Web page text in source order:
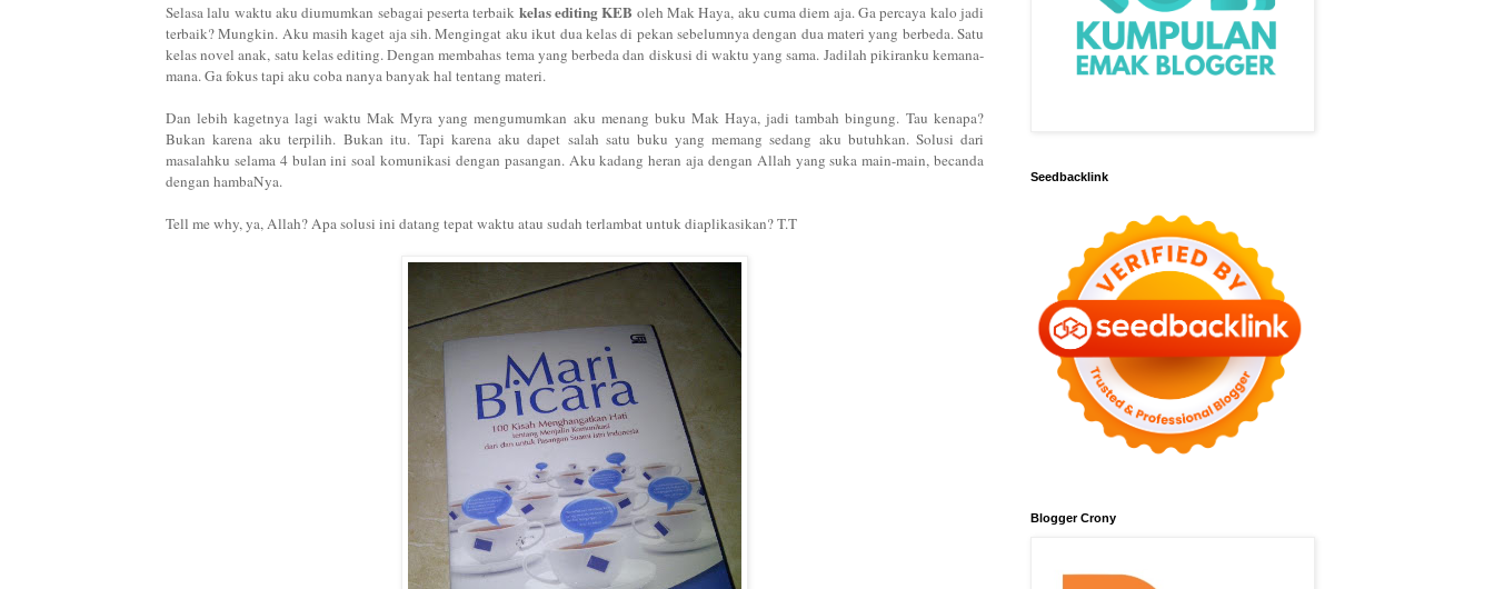
Selasa lalu waktu aku diumumkan sebagai peserta terbaik kelas editing KEB oleh Mak Haya, aku cuma diem aja. Ga percaya kalo jadi
terbaik? Mungkin. Aku masih kaget aja sih. Mengingat aku ikut dua kelas di pekan sebelumnya dengan dua materi yang berbeda. Satu
kelas novel anak, satu kelas editing. Dengan membahas tema yang berbeda dan diskusi di waktu yang sama. Jadilah pikiranku kemana-
mana. Ga fokus tapi aku coba nanya banyak hal tentang materi.
Dan lebih kagetnya lagi waktu Mak Myra yang mengumumkan aku menang buku Mak Haya, jadi tambah bingung. Tau kenapa?
Bukan karena aku terpilih. Bukan itu. Tapi karena aku dapet salah satu buku yang memang sedang aku butuhkan. Solusi dari
masalahku selama 4 bulan ini soal komunikasi dengan pasangan. Aku kadang heran aja dengan Allah yang suka main-main, becanda
dengan hambaNya.
Tell me why, ya, Allah? Apa solusi ini datang tepat waktu atau sudah terlambat untuk diaplikasikan? T.T
Seedbacklink
Blogger Crony